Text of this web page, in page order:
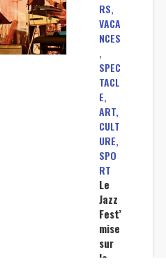
RS,
VACA
NCES
,
SPEC
TACL
E,
ART,
CULT
URE,
SPO
RT
Le
Jazz
Fest’
mise
sur
la